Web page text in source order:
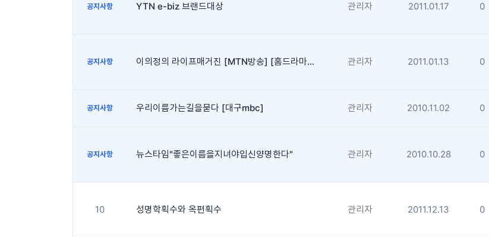
공지사항 YTN e-biz 브랜드대상 관리자 2011.01.17 0
공지사항 이의정의 라이프매거진 [MTN방송] [홈드라마tv] 관리자 2011.01.13 0
공지사항 우리이름가는길을묻다 [대구mbc] 관리자 2010.11.02 0
공지사항 뉴스타임"좋은이름을지녀야입신양명한다" 관리자 2010.10.28 0
10 성명학획수와 옥편획수 관리자 2011.12.13 0